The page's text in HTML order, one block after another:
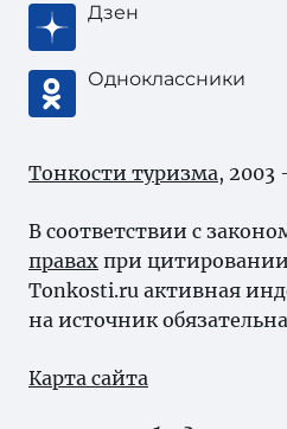
Дзен
Одноклассники
Тонкости туризма, 2003
В соответствии с
правах при
Tonkosti.ru активная
на источник
Карта сайта